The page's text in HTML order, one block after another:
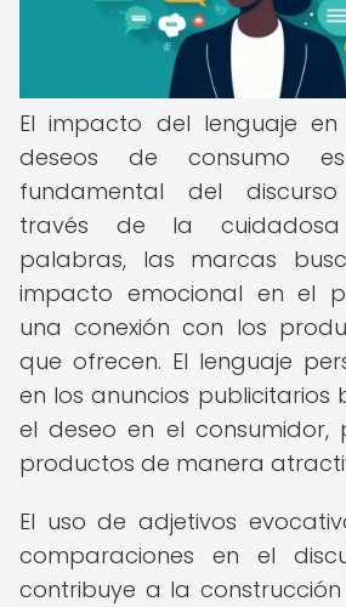
El impacto del lenguaje
deseos de consumo
fundamental del
través de la
palabras, las marcas
impacto emocional en el
una conexión con los
que ofrecen. El lenguaje
en los anuncios publicitarios
el deseo en el consumidor,
productos de manera
El uso de adjetivos
comparaciones en el
contribuye a la